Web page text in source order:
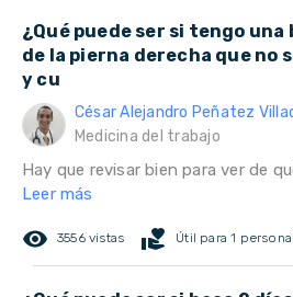
¿Qué puede ser si tengo
de la pierna derecha que no
y cu
César Alejandro Peñatez
Medicina del trabajo
Hay que revisar bien para ver de
Leer más
remove_red_eye 3556 vistas volunteer_activism Útil para 1